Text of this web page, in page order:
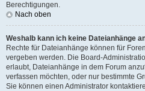
Berechtigungen.
Nach oben
Weshalb kann ich keine Dateianhänge
Rechte für Dateianhänge können für
vergeben werden. Die Board-
erlaubt, Dateianhänge in dem Forum
verfassen möchten, oder nur bestimmte
Sie können einen Administrator